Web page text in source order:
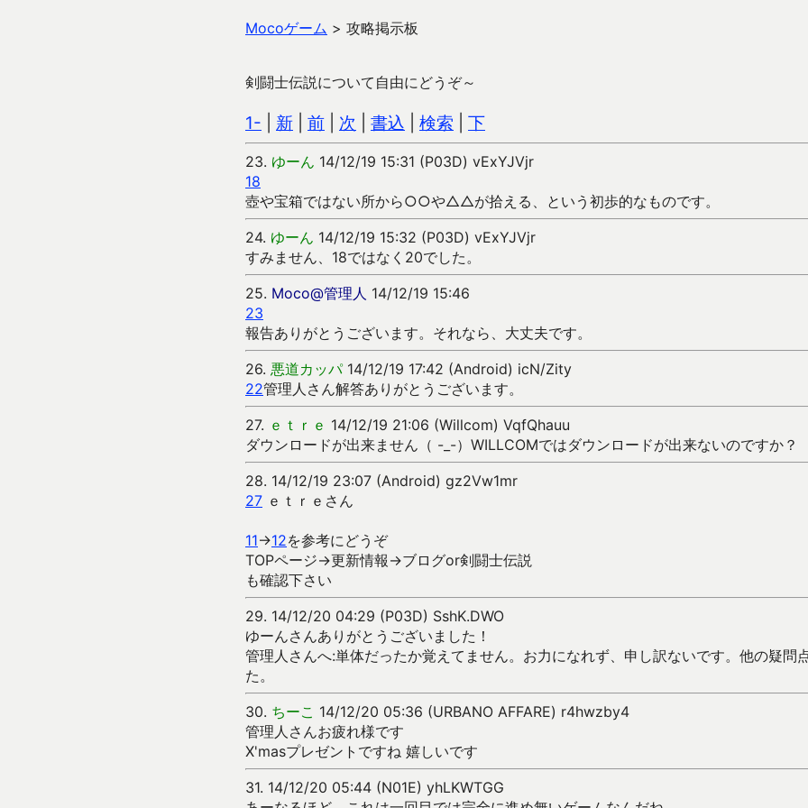
Mocoゲーム > 攻略掲示板
剣闘士伝説について自由にどうぞ～
1- 新 前 次 書込 検索 下
23. ゆーん 14/12/19 15:31 (P03D) vExYJVjr
18
壺や宝箱ではない所から○○や△△が拾える、という初歩的なものです。
24. ゆーん 14/12/19 15:32 (P03D) vExYJVjr
すみません、18ではなく20でした。
25. Moco@管理人 14/12/19 15:46
23
報告ありがとうございます。それなら、大丈夫です。
26. 悪道カッパ14/12/19 17:42 (Android) icN/Zity
22管理人さん解答ありがとうございます。
27. ｅｔｒｅ 14/12/19 21:06 (Willcom) VqfQhauu
ダウンロードが出来ません（ -_-）WILLCOMではダウンロードが出来ないのですか？
28. 14/12/19 23:07 (Android) gz2Vw1mr
27 ｅｔｒｅさん
11→12を参考にどうぞ
TOPページ→更新情報→ブログor剣闘士伝説
も確認下さい
29. 14/12/20 04:29 (P03D) SshK.DWO
ゆーんさんありがとうございました！
管理人さんへ:単体だったか覚えてません。お力になれず、申し訳ないです。他の疑問
た。
30. ちーこ 14/12/20 05:36 (URBANO AFFARE) r4hwzby4
管理人さんお疲れ様です
X'masプレゼントですね 嬉しいです
31. 14/12/20 05:44 (N01E) yhLKWTGG